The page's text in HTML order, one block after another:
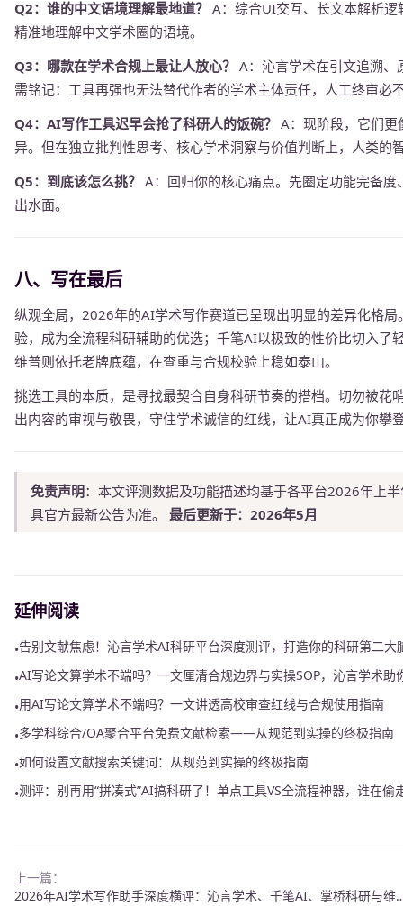
Q2：谁的中文语境理解最地道？ A：综合UI交互、长文本解析
精准地理解中文学术圈的语境。
Q3：哪款在学术合规上最让人放心？ A：沁言学术在引文追溯
需铭记：工具再强也无法替代作者的学术主体责任，人工终审必
Q4：AI写作工具迟早会抢了科研人的饭碗？ A：现阶段，它们更
异。但在独立批判性思考、核心学术洞察与价值判断上，人类的
Q5：到底该怎么挑？ A：回归你的核心痛点。先圈定功能完备
出水面。
八、写在最后
纵观全局，2026年的AI学术写作赛道已呈现出明显的差异化格
验，成为全流程科研辅助的优选；千笔AI以极致的性价比切入
维普则依托老牌底蕴，在查重与合规校验上稳如泰山。
挑选工具的本质，是寻找最契合自身科研节奏的搭档。切勿被
出内容的审视与敬畏，守住学术诚信的红线，让AI真正成为你攀
免责声明：本文评测数据及功能描述均基于各平台2026年上
具官方最新公告为准。 最后更新于：2026年5月
延伸阅读
•告别文献焦虑！沁言学术AI科研平台深度测评，打造你的科研第二大
•AI写论文算学术不端吗？一文厘清合规边界与实操SOP，沁言学术助
•用AI写论文算学术不端吗？一文讲透高校审查红线与合规使用指南
•多学科综合/OA聚合平台免费文献检索——从规范到实操的终极指南
•如何设置文献搜索关键词：从规范到实操的终极指南
•测评：别再用“拼凑式”AI搞科研了！单点工具VS全流程神器，谁在偷
上一篇：
2026年AI学术写作助手深度横评：沁